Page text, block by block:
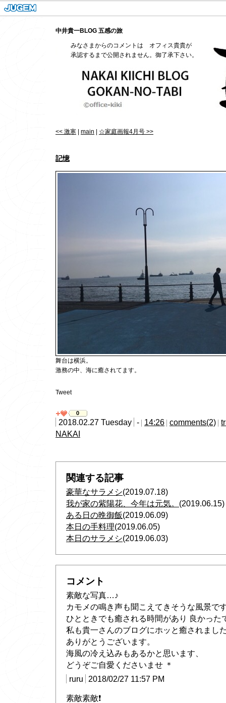
中井貴一BLOG 五感の旅
みなさまからのコメントは オフィス貴貴が
承認するまで公開されません。御了承下さい。
<< 激寒 main ☆家庭画報4月号 >>
記憶
舞台は横浜。
激務の中、海に癒されてます。
Tweet
0
2018.02.27 Tuesday - 14:26 comments(2)
NAKAI
関連する記事
豪華なサラメシ(2019.07.18)
我が家の紫陽花、今年は元気。 (2019.06.15)
ある日の晩御飯(2019.06.09)
本日の手料理(2019.06.05)
本日のサラメシ(2019.06.03)
コメント
素敵な写真…♪
カモメの鳴き声も聞こえてきそうな風景で
ひとときでも癒される時間があり 良かった
私も貴一さんのブログにホッと癒されまし
ありがとうございます。
海風の冷え込みもあるかと思います、
どうぞご自愛くださいませ ＊
ruru
2018/02/27 11:57 PM
素敵素敵❗